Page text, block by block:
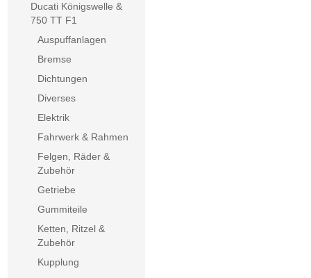
Ducati Königswelle &
750 TT F1
Auspuffanlagen
Bremse
Dichtungen
Diverses
Elektrik
Fahrwerk & Rahmen
Felgen, Räder &
Zubehör
Getriebe
Gummiteile
Ketten, Ritzel &
Zubehör
Kupplung